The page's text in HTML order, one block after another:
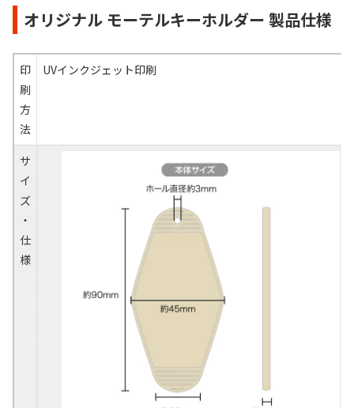
オリジナル モーテルキーホルダー 製品仕様
印
刷
方
法
UVインクジェット印刷
サ
イ
ズ
・
仕
様